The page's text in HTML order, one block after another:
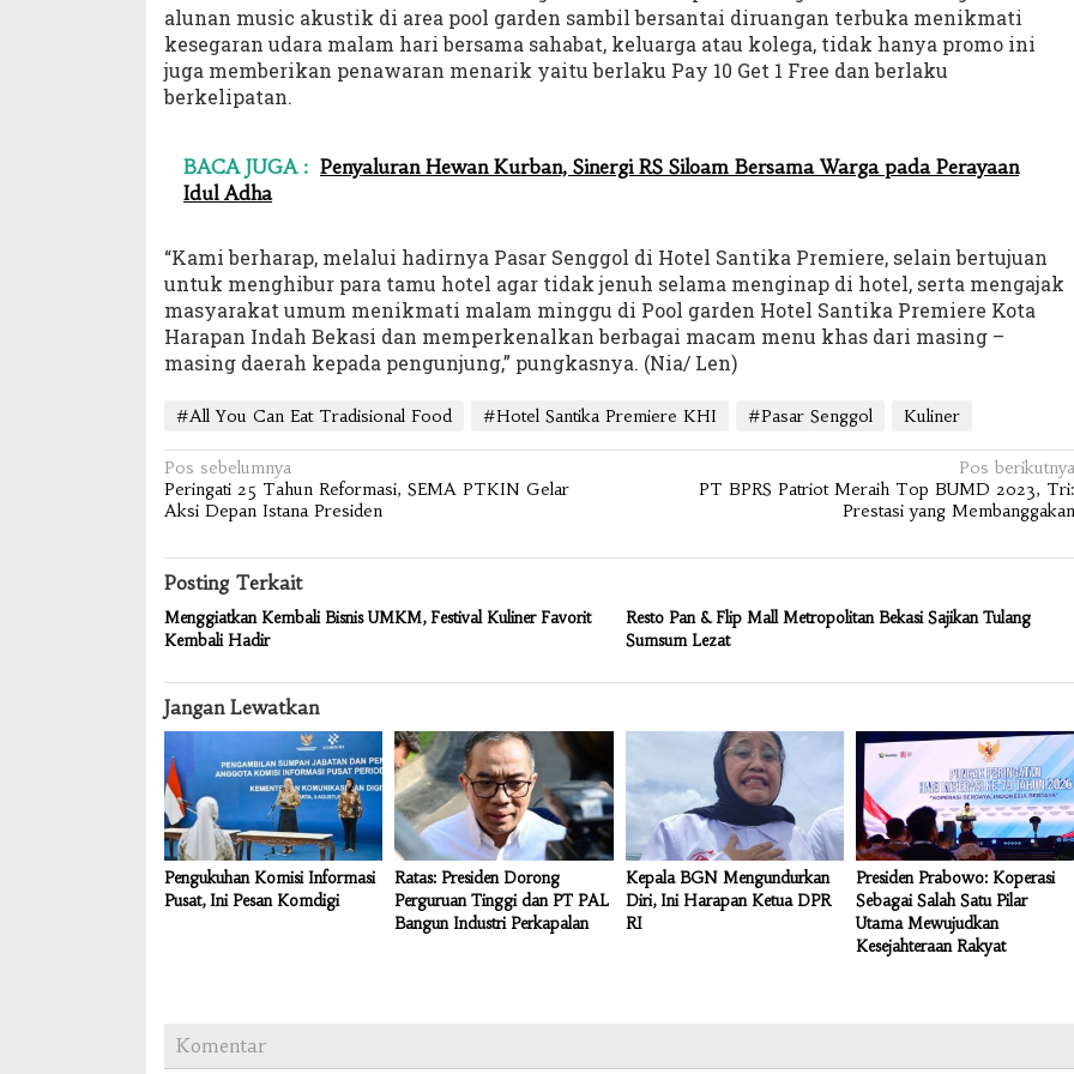
alunan music akustik di area pool garden sambil bersantai diruangan terbuka menikmati
kesegaran udara malam hari bersama sahabat, keluarga atau kolega, tidak hanya promo ini
juga memberikan penawaran menarik yaitu berlaku Pay 10 Get 1 Free dan berlaku
berkelipatan.
BACA JUGA : Penyaluran Hewan Kurban, Sinergi RS Siloam Bersama Warga pada Perayaan
Idul Adha
“Kami berharap, melalui hadirnya Pasar Senggol di Hotel Santika Premiere, selain bertujuan
untuk menghibur para tamu hotel agar tidak jenuh selama menginap di hotel, serta mengajak
masyarakat umum menikmati malam minggu di Pool garden Hotel Santika Premiere Kota
Harapan Indah Bekasi dan memperkenalkan berbagai macam menu khas dari masing –
masing daerah kepada pengunjung,” pungkasnya. (Nia/ Len)
#All You Can Eat Tradisional Food #Hotel Santika Premiere KHI #Pasar Senggol Kuliner
Navigasi
pos
Pos sebelumnya
Peringati 25 Tahun Reformasi, SEMA PTKIN Gelar
Aksi Depan Istana Presiden
Pos berikutnya
PT BPRS Patriot Meraih Top BUMD 2023, Tri:
Prestasi yang Membanggakan
Posting Terkait
Menggiatkan Kembali Bisnis UMKM, Festival Kuliner Favorit
Kembali Hadir
Resto Pan & Flip Mall Metropolitan Bekasi Sajikan Tulang
Sumsum Lezat
Jangan Lewatkan
Pengukuhan Komisi Informasi
Pusat, Ini Pesan Komdigi
Ratas: Presiden Dorong
Perguruan Tinggi dan PT PAL
Bangun Industri Perkapalan
Kepala BGN Mengundurkan
Diri, Ini Harapan Ketua DPR
RI
Presiden Prabowo: Koperasi
Sebagai Salah Satu Pilar
Utama Mewujudkan
Kesejahteraan Rakyat
Komentar